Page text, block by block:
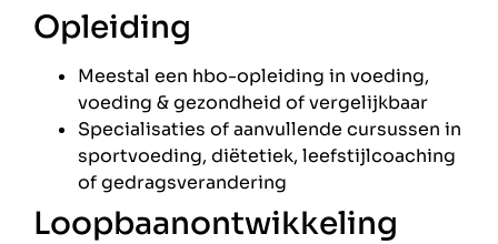
Opleiding
Meestal een hbo-opleiding in voeding,
voeding & gezondheid of vergelijkbaar
Specialisaties of aanvullende cursussen in
sportvoeding, diëtetiek, leefstijlcoaching
of gedragsverandering
Loopbaanontwikkeling